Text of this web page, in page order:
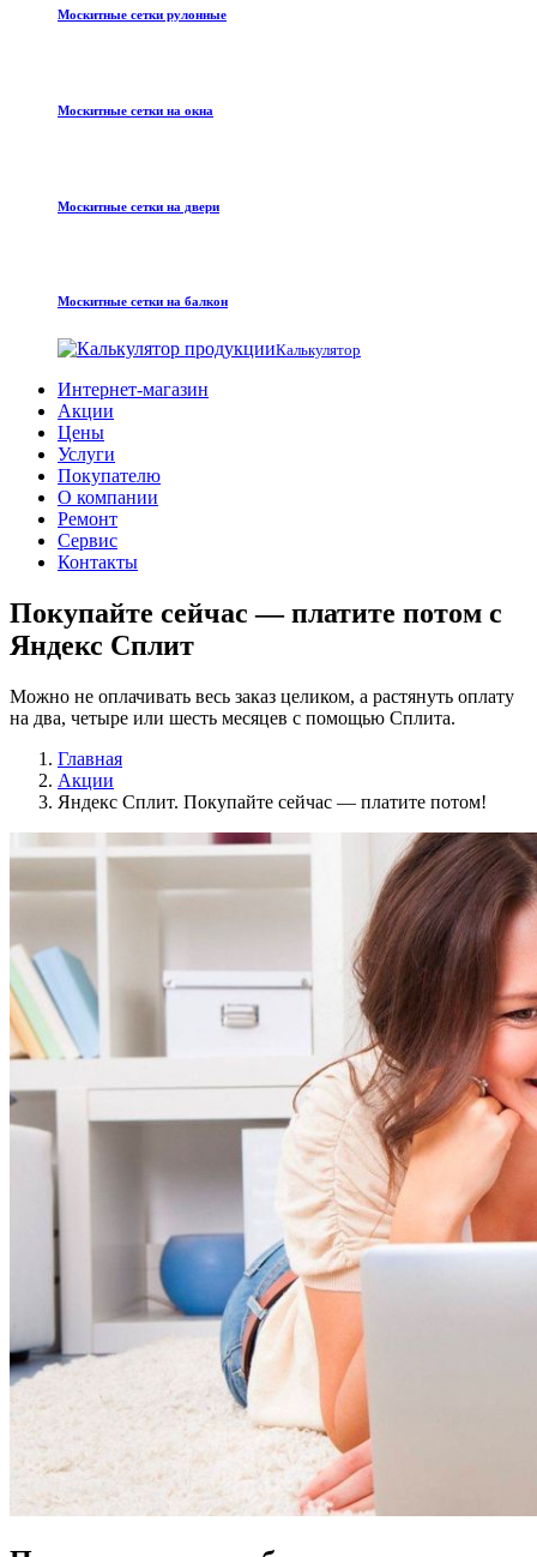
Москитные сетки рулонные
Москитные сетки на окна
Москитные сетки на двери
Москитные сетки на балкон
Калькулятор
Интернет-магазин
Акции
Цены
Услуги
Покупателю
О компании
Ремонт
Сервис
Контакты
Покупайте сейчас —платите потом c
Яндекс Сплит
Можно не оплачивать весь заказ целиком, а растянуть оплату
на два, четыре или шесть месяцев с помощью Сплита.
Главная
Акции
Яндекс Сплит. Покупайте сейчас — платите потом!